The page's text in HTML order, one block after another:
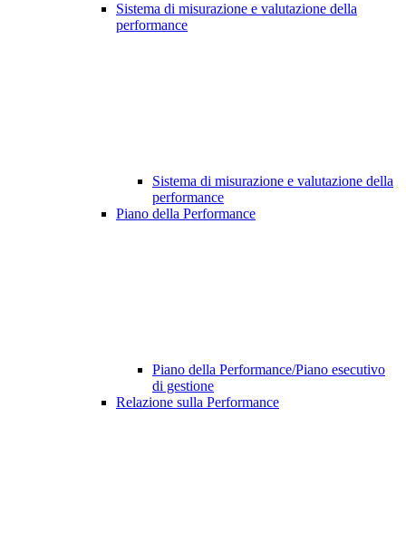
Sistema di misurazione e valutazione della
performance
Sistema di misurazione e valutazione della
performance
Piano della Performance
Piano della Performance/Piano esecutivo
di gestione
Relazione sulla Performance